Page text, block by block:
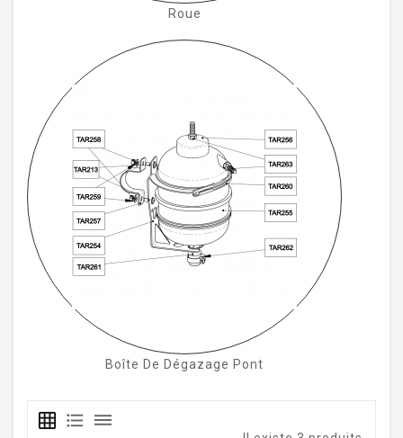
Roue
Boîte De Dégazage Pont
grid_on format_list_bulleted dehaze